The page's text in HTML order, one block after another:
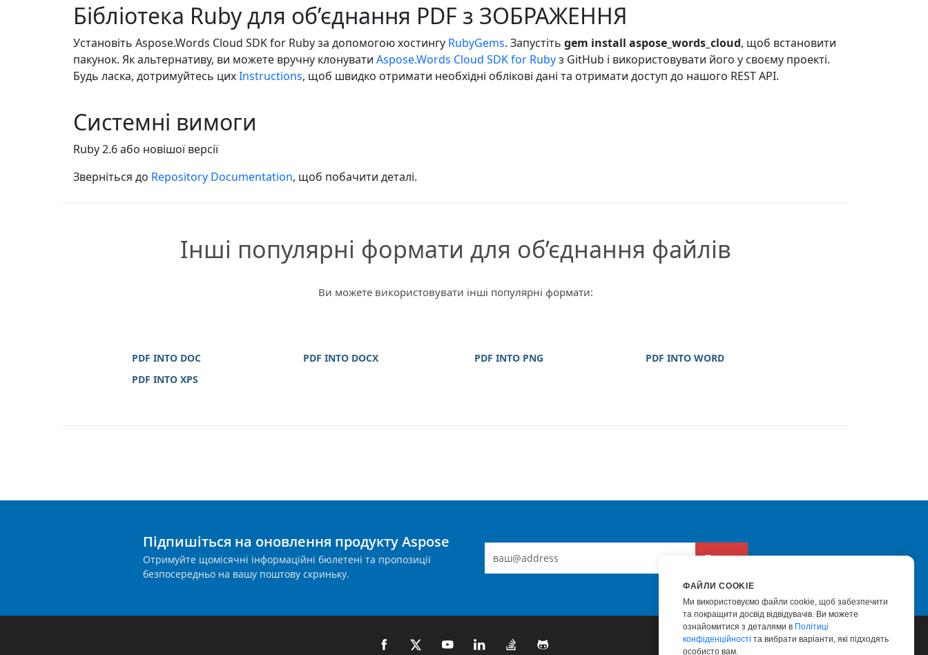
Бібліотека Ruby для об’єднання PDF з ЗОБРАЖЕННЯ
Установіть Aspose.Words Cloud SDK for Ruby за допомогою хостингу RubyGems. Запустіть gem install aspose_words_cloud, щоб встановити
пакунок. Як альтернативу, ви можете вручну клонувати Aspose.Words Cloud SDK for Rubyз GitHub і використовувати його у своєму проекті.
Будь ласка, дотримуйтесь цихInstructions, щоб швидко отримати необхідні облікові дані та отримати доступ до нашого REST API.
Системні вимоги
Ruby 2.6 або новішої версії
Зверніться до Repository Documentation, щоб побачити деталі.
Інші популярні формати для об’єднання файлів
Ви можете використовувати інші популярні формати:
PDF INTO DOC PDF INTO DOCX PDF INTO PNG
PDF INTO WORD
PDF INTO XPS
Підпишіться на оновлення продукту Aspose
Отримуйте щомісячні інформаційні бюлетені та пропозиції
безпосередньо на вашу поштову скриньку.
Подати
ФАЙЛИ COOKIE
Ми використовуємо файли cookie, щоб забезпечити
та покращити досвід відвідувачів. Ви можете
ознайомитися з деталями в Політиці
конфіденційності та вибрати варіанти, які підходять
особисто вам.